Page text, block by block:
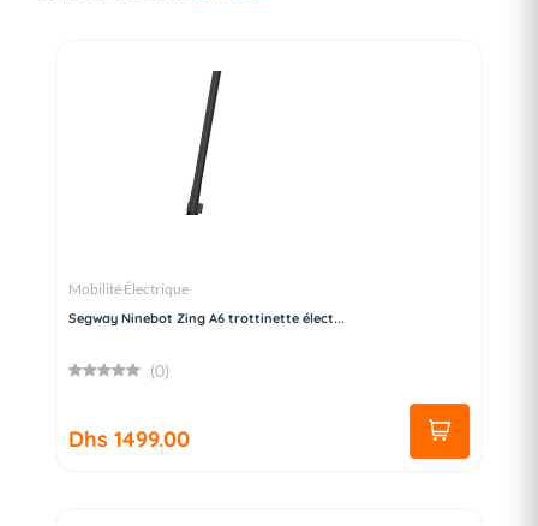
Mobilité Électrique
Segway Ninebot Zing A6 trottinette élect...
(0)
Dhs 1499.00